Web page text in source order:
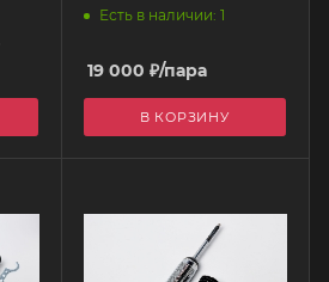
Есть в наличии: 1
19 000 ₽/пара
В КОРЗИНУ